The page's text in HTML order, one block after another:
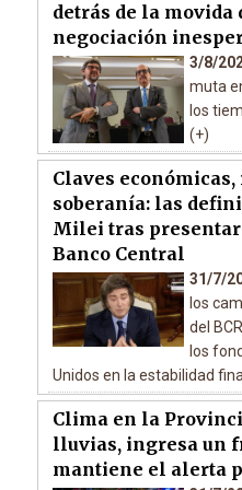
detrás de la movida
negociación
3/8/
muta
los
(+)
Claves
soberanía: las
Milei tras
Banco Central
31/7/
los
del
los
Unidos en la estabilidad
Clima en la
lluvias, ingresa un
mantiene el alerta